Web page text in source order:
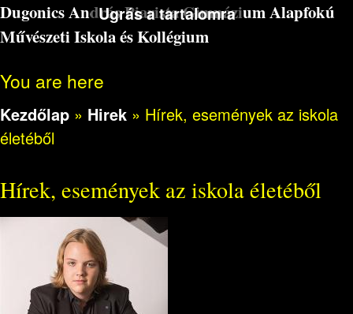
Ugrás a tartalomra
Dugonics András Piarista Gimnázium Alapfokú
Művészeti Iskola és Kollégium
You are here
Kezdőlap » Hirek » Hírek, események az iskola
életéből
Hírek, események az iskola életéből